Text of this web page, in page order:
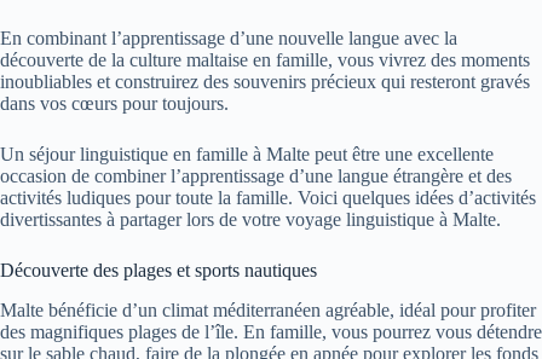
En combinant l’apprentissage d’une nouvelle langue avec la
découverte de la culture maltaise en famille, vous vivrez des moments
inoubliables et construirez des souvenirs précieux qui resteront gravés
dans vos cœurs pour toujours.
Un séjour linguistique en famille à Malte peut être une excellente
occasion de combiner l’apprentissage d’une langue étrangère et des
activités ludiques pour toute la famille. Voici quelques idées d’activités
divertissantes à partager lors de votre voyage linguistique à Malte.
Découverte des plages et sports nautiques
Malte bénéficie d’un climat méditerranéen agréable, idéal pour profiter
des magnifiques plages de l’île. En famille, vous pourrez vous détendre
sur le sable chaud, faire de la plongée en apnée pour explorer les fonds